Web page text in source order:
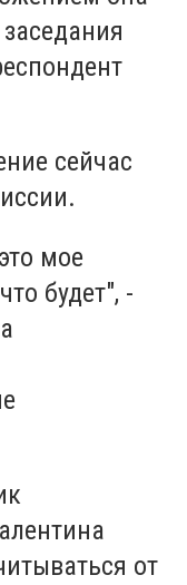
сейчас
мое
будет", -
от